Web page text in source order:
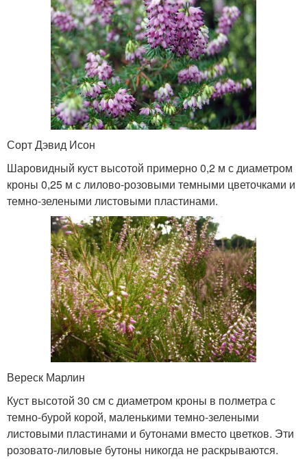
Сорт Дэвид Исон
Шаровидный куст высотой примерно 0,2 м с диаметром
кроны 0,25 м с лилово-розовыми темными цветочками и
темно-зелеными листовыми пластинами.
Вереск Марлин
Куст высотой 30 см с диаметром кроны в полметра с
темно-бурой корой, маленькими темно-зелеными
листовыми пластинами и бутонами вместо цветков. Эти
розовато-лиловые бутоны никогда не раскрываются.